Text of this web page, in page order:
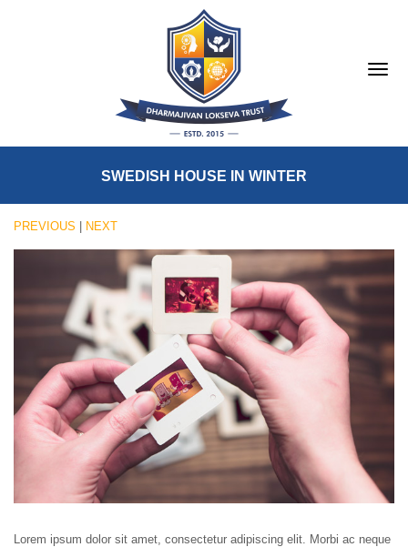
SWEDISH HOUSE IN WINTER
PREVIOUS NEXT
Lorem ipsum dolor sit amet, consectetur adipiscing elit. Morbi ac neque